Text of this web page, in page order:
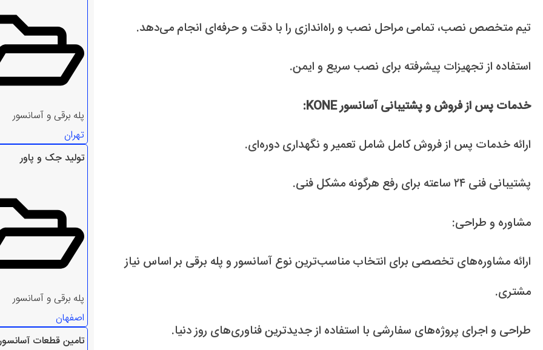
تیم متخصص نصب، تمامی مراحل نصب و راه‌اندازی را با دقت و حرفه‌ای انجام می‌دهد.
استفاده از تجهیزات پیشرفته برای نصب سریع و ایمن.
خدمات پس از فروش و پشتیبانی آسانسور KONE:
ارائه خدمات پس از فروش کامل شامل تعمیر و نگهداری دوره‌ای.
پشتیبانی فنی ۲۴ ساعته برای رفع هرگونه مشکل فنی.
مشاوره و طراحی:
ارائه مشاوره‌های تخصصی برای انتخاب مناسب‌ترین نوع آسانسور و پله برقی بر اساس نیاز
مشتری.
طراحی و اجرای پروژه‌های سفارشی با استفاده از جدیدترین فناوری‌های روز دنیا.
پله برقی و آسانسور
تهران
تولید جک و پاور
پله برقی و آسانسور
اصفهان
تامین قطعات